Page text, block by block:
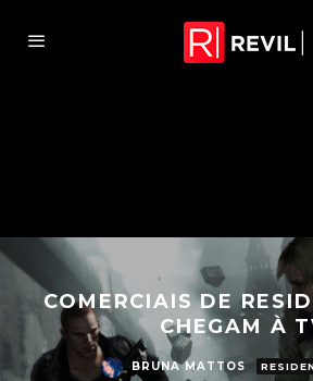
COMERCIAIS DE
CHEGAM À
BRUNA MATTOS